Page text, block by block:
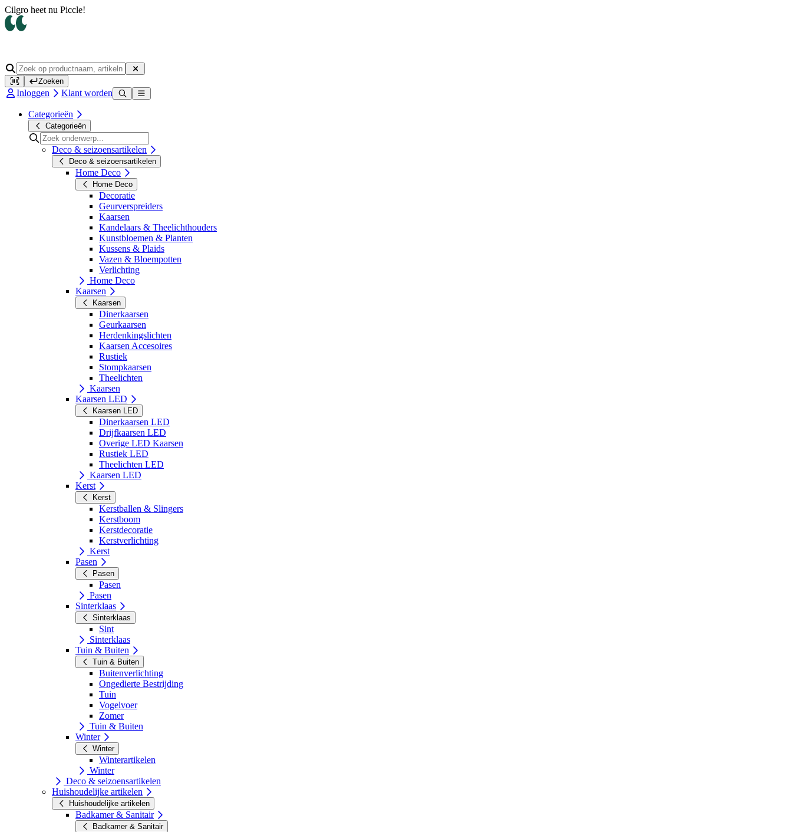
Cilgro heet nu Piccle!
Zoeken
Inloggen Klant worden
Categorieën
Categorieën
Deco & seizoensartikelen
Deco & seizoensartikelen
Home Deco
Home Deco
Decoratie
Geurverspreiders
Kaarsen
Kandelaars & Theelichthouders
Kunstbloemen & Planten
Kussens & Plaids
Vazen & Bloempotten
Verlichting
Home Deco
Kaarsen
Kaarsen
Dinerkaarsen
Geurkaarsen
Herdenkingslichten
Kaarsen Accesoires
Rustiek
Stompkaarsen
Theelichten
Kaarsen
Kaarsen LED
Kaarsen LED
Dinerkaarsen LED
Drijfkaarsen LED
Overige LED Kaarsen
Rustiek LED
Theelichten LED
Kaarsen LED
Kerst
Kerst
Kerstballen & Slingers
Kerstboom
Kerstdecoratie
Kerstverlichting
Kerst
Pasen
Pasen
Pasen
Pasen
Sinterklaas
Sinterklaas
Sint
Sinterklaas
Tuin & Buiten
Tuin & Buiten
Buitenverlichting
Ongedierte Bestrijding
Tuin
Vogelvoer
Zomer
Tuin & Buiten
Winter
Winter
Winterartikelen
Winter
Deco & seizoensartikelen
Huishoudelijke artikelen
Huishoudelijke artikelen
Badkamer & Sanitair
Badkamer & Sanitair